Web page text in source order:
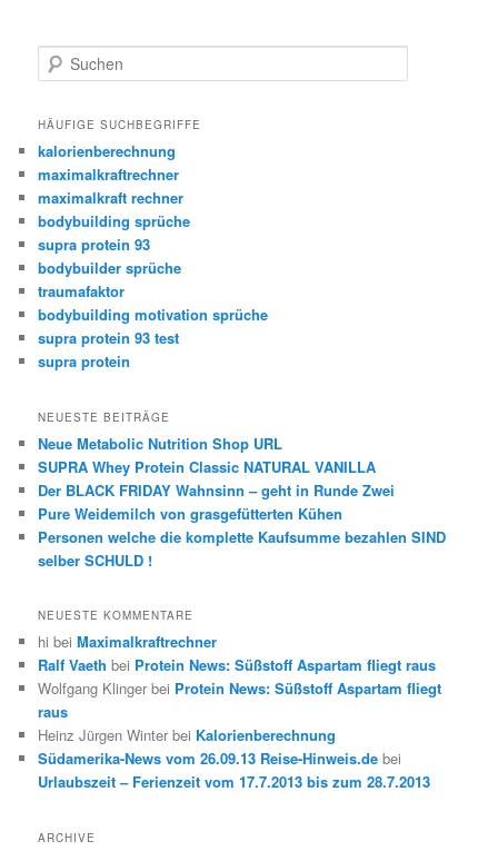
u
h
n
HÄUFIGE SUCHBEGRIFFE
kalorienberechnung
maximalkraftrechner
maximalkraft rechner
bodybuilding sprüche
supra protein 93
bodybuilder sprüche
traumafaktor
bodybuilding motivation sprüche
supra protein 93 test
supra protein
NEUESTE BEITRÄGE
Neue Metabolic Nutrition Shop URL
SUPRA Whey Protein Classic NATURAL VANILLA
Der BLACK FRIDAY Wahnsinn – geht in Runde Zwei
Pure Weidemilch von grasgefütterten Kühen
Personen welche die komplette Kaufsumme bezahlen SIND
selber SCHULD !
NEUESTE KOMMENTARE
hi beiMaximalkraftrechner
Ralf Vaeth bei Protein News: Süßstoff Aspartam fliegt raus
Wolfgang Klinger bei Protein News: Süßstoff Aspartam fliegt
raus
Heinz Jürgen Winter bei Kalorienberechnung
Südamerika-News vom 26.09.13 Reise-Hinweis.de bei
Urlaubszeit – Ferienzeit vom 17.7.2013 bis zum 28.7.2013
ARCHIVE